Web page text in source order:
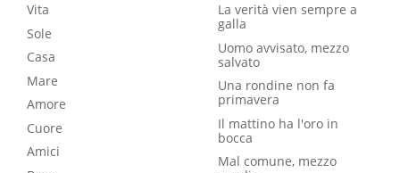
Vita
Sole
Casa
Mare
Amore
Cuore
Amici
La verità vien sempre a
galla
Uomo avvisato, mezzo
salvato
Una rondine non fa
primavera
Il mattino ha l'oro in
bocca
Mal comune, mezzo